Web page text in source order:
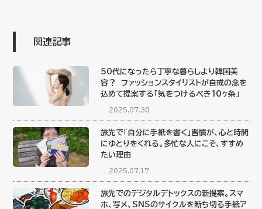
関連記事
50代になったら丁寧な暮らしより韓国美
容？ ファッションスタイリストが自戒の念を
込めて提案する「気をつけるべき10ヶ条」
2025.07.30
旅先で「自分に手紙を書く」習慣が、心と時間
にゆとりをくれる。多忙な人にこそ、すすめ
たい理由
2025.07.17
旅先でのデジタルデトックスの新提案。スマ
ホ、写メ、SNSのサイクルを断ち切る手紙ア